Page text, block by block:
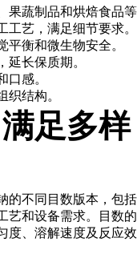
果蔬制品和烘焙食品等
艺，满足细节要求。
衡和微生物安全。
长保质期。
口感。
织结构。
足多样
的不同目数版本，包括
艺和设备需求。目数的
度、溶解速度及反应效